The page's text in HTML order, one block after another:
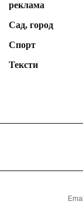
реклама
Сад, город
Спорт
Тексти